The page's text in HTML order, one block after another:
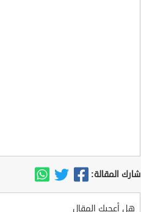
شارك المقالة:
هل أعجبك المقال